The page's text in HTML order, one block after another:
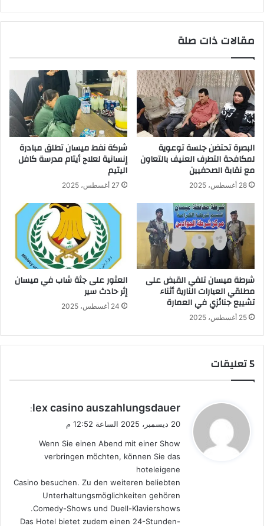
مقالات ذات صلة
البصرة تحتضن جلسة توعوية
لمكافحة التطرف العنيف بالتعاون
مع نقابة الصحفيين
28 أغسطس، 2025
شركة نفط ميسان تطلق مبادرة
إنسانية لعلاج أيتام مدرسة كافل
اليتيم
27 أغسطس، 2025
شرطة ميسان تلقي القبض على
مطلقي العيارات النارية أثناء
تشييع جنائزي في العمارة
25 أغسطس، 2025
العثور على جثة شاب في ميسان
إثر حادث سير
24 أغسطس، 2025
‫5 تعليقات
ي
ق
ل
lex casino auszahlungsdauer
:
20 ديسمبر، 2025 الساعة 12:52 م
Wenn Sie einen Abend mit einer Show
verbringen möchten, können Sie das
hoteleigene
Casino besuchen. Zu den weiteren beliebten
Unterhaltungsmöglichkeiten gehören
Comedy-Shows und Duell-Klaviershows.
Das Hotel bietet zudem einen 24-Stunden-